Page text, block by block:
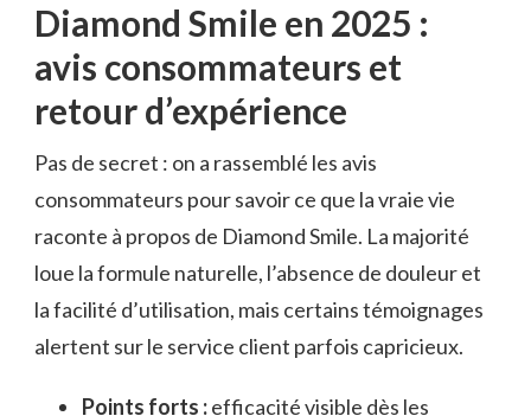
Diamond Smile en 2025 :
avis consommateurs et
retour d’expérience
Pas de secret : on a rassemblé les avis
consommateurs pour savoir ce que la vraie vie
raconte à propos de Diamond Smile. La majorité
loue la formule naturelle, l’absence de douleur et
la facilité d’utilisation, mais certains témoignages
alertent sur le service client parfois capricieux.
Points forts :efficacité visible dès les